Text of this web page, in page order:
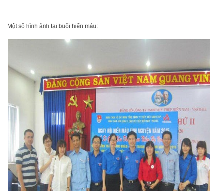
Một số hình ảnh tại buổi hiến máu: